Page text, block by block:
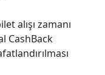
alışı zamanı
CashBack